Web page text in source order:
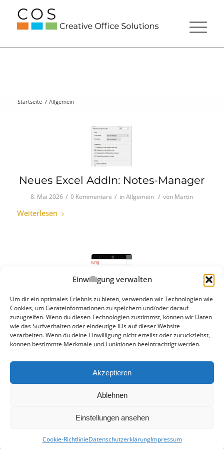
Einwilligung verwalten
Um dir ein optimales Erlebnis zu bieten, verwenden wir Technologien wie
Cookies, um Geräteinformationen zu speichern und/oder darauf
zuzugreifen. Wenn du diesen Technologien zustimmst, können wir Daten
wie das Surfverhalten oder eindeutige IDs auf dieser Website
verarbeiten. Wenn du deine Einwilligung nicht erteilst oder zurückziehst,
können bestimmte Merkmale und Funktionen beeinträchtigt werden.
Akzeptieren
Ablehnen
Einstellungen ansehen
Cookie-RichtlinieDatenschutzerklärungImpressum
Startseite / Allgemein
Neues Excel AddIn: Notes-Manager
8. Mai 2026 / 0 Kommentare / inAllgemein / von Martin
Weiterlesen
EXCEL: „Override“-Technik mit
Lambda Funktion
9. Juli 2024 / inAllgemein / vonMartin
Datenschutzerklärung
Impressum Cookie-Richtlinie (EU)